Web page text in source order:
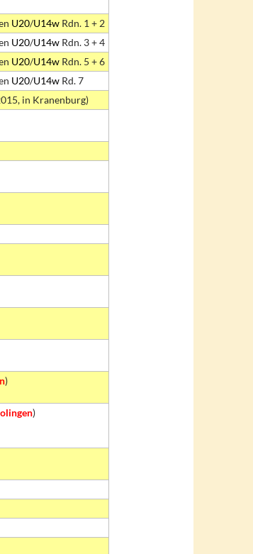
U20/U14w Rdn. 1 + 2
U20/U14w Rdn. 3 + 4
U20/U14w Rdn. 5 + 6
U20/U14w Rd. 7
in Kranenburg)
)
)